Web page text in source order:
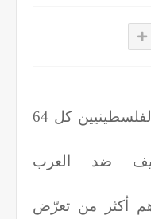
-منشور عنيف ضد العرب والفلسطينيين كل 64
ضد العرب
هم أكثر من تعرّض